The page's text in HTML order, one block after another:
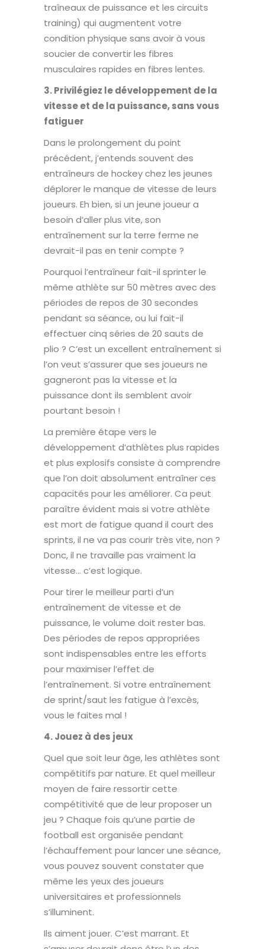
traîneaux de puissance et les circuits
training) qui augmentent votre
condition physique sans avoir à vous
soucier de convertir les fibres
musculaires rapides en fibres lentes.
3. Privilégiez le développement de la
vitesse et de la puissance, sans vous
fatiguer
Dans le prolongement du point
précédent, j’entends souvent des
entraîneurs de hockey chez les jeunes
déplorer le manque de vitesse de leurs
joueurs. Eh bien, si un jeune joueur a
besoin d’aller plus vite, son
entraînement sur la terre ferme ne
devrait-il pas en tenir compte ?
Pourquoi l’entraîneur fait-il sprinter le
même athlète sur 50 mètres avec des
périodes de repos de 30 secondes
pendant sa séance, ou lui fait-il
effectuer cinq séries de 20 sauts de
plio ? C’est un excellent entraînement si
l’on veut s’assurer que ses joueurs ne
gagneront pas la vitesse et la
puissance dont ils semblent avoir
pourtant besoin !
La première étape vers le
développement d’athlètes plus rapides
et plus explosifs consiste à comprendre
que l’on doit absolument entraîner ces
capacités pour les améliorer. Ca peut
paraître évident mais si votre athlète
est mort de fatigue quand il court des
sprints, il ne va pas courir très vite, non ?
Donc, il ne travaille pas vraiment la
vitesse… c’est logique.
Pour tirer le meilleur parti d’un
entraînement de vitesse et de
puissance, le volume doit rester bas.
Des périodes de repos appropriées
sont indispensables entre les efforts
pour maximiser l’effet de
l’entraînement. Si votre entraînement
de sprint/saut les fatigue à l’excès,
vous le faites mal !
4. Jouez à des jeux
Quel que soit leur âge, les athlètes sont
compétitifs par nature. Et quel meilleur
moyen de faire ressortir cette
compétitivité que de leur proposer un
jeu ? Chaque fois qu’une partie de
football est organisée pendant
l’échauffement pour lancer une séance,
vous pouvez souvent constater que
même les yeux des joueurs
universitaires et professionnels
s’illuminent.
Ils aiment jouer. C’est marrant. Et